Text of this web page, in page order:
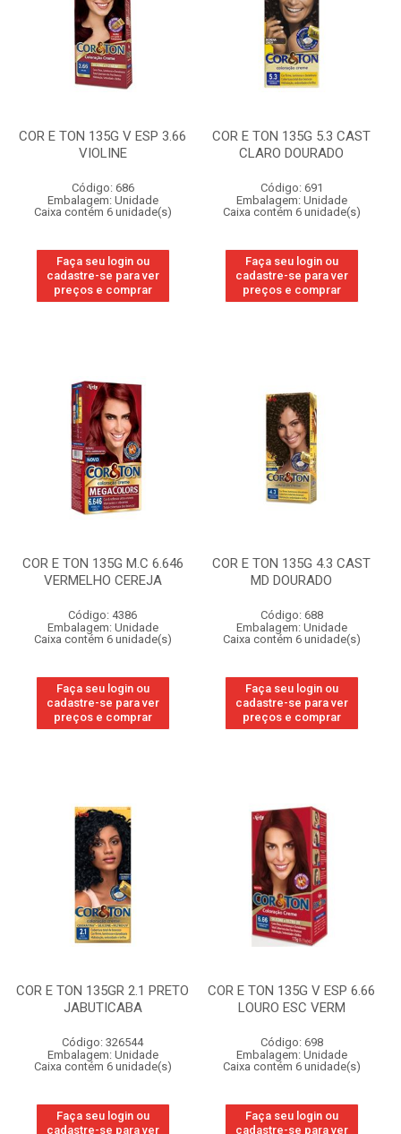
COR E TON 135G V ESP 3.66
VIOLINE
Código: 686
Embalagem: Unidade
Caixa contém 6 unidade(s)
Faça seu login ou
cadastre-se para ver
preços e comprar
COR E TON 135G 5.3 CAST
CLARO DOURADO
Código: 691
Embalagem: Unidade
Caixa contém 6 unidade(s)
Faça seu login ou
cadastre-se para ver
preços e comprar
COR E TON 135G M.C 6.646
VERMELHO CEREJA
Código: 4386
Embalagem: Unidade
Caixa contém 6 unidade(s)
Faça seu login ou
cadastre-se para ver
preços e comprar
COR E TON 135G 4.3 CAST
MD DOURADO
Código: 688
Embalagem: Unidade
Caixa contém 6 unidade(s)
Faça seu login ou
cadastre-se para ver
preços e comprar
COR E TON 135GR 2.1 PRETO
JABUTICABA
Código: 326544
Embalagem: Unidade
Caixa contém 6 unidade(s)
Faça seu login ou
cadastre-se para ver
COR E TON 135G V ESP 6.66
LOURO ESC VERM
Código: 698
Embalagem: Unidade
Caixa contém 6 unidade(s)
Faça seu login ou
cadastre-se para ver